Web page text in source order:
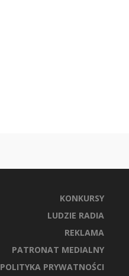
KONKURSY
LUDZIE RADIA
REKLAMA
PATRONAT MEDIALNY
POLITYKA PRYWATNOŚCI